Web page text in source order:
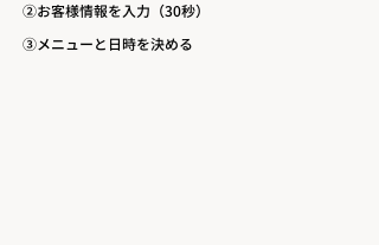
​②お客様情報を入力（30秒）
​③メニューと日時を決める